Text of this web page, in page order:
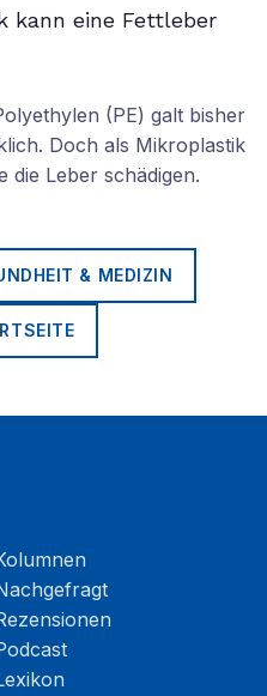
kann eine Fettleber
(PE) galt bisher
Doch als Mikroplastik
die Leber schädigen.
& MEDIZIN